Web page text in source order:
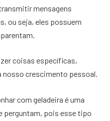
mensagens
ou seja, eles possuem
coisas específicas,
crescimento pessoal.
com geladeira é uma
perguntam, pois esse tipo